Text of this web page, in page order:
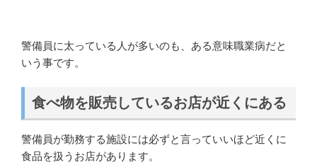
警備員に太っている人が多いのも、ある意味職業病だと
いう事です。
食べ物を販売しているお店が近くにある
警備員が勤務する施設には必ずと言っていいほど近くに
食品を扱うお店があります。